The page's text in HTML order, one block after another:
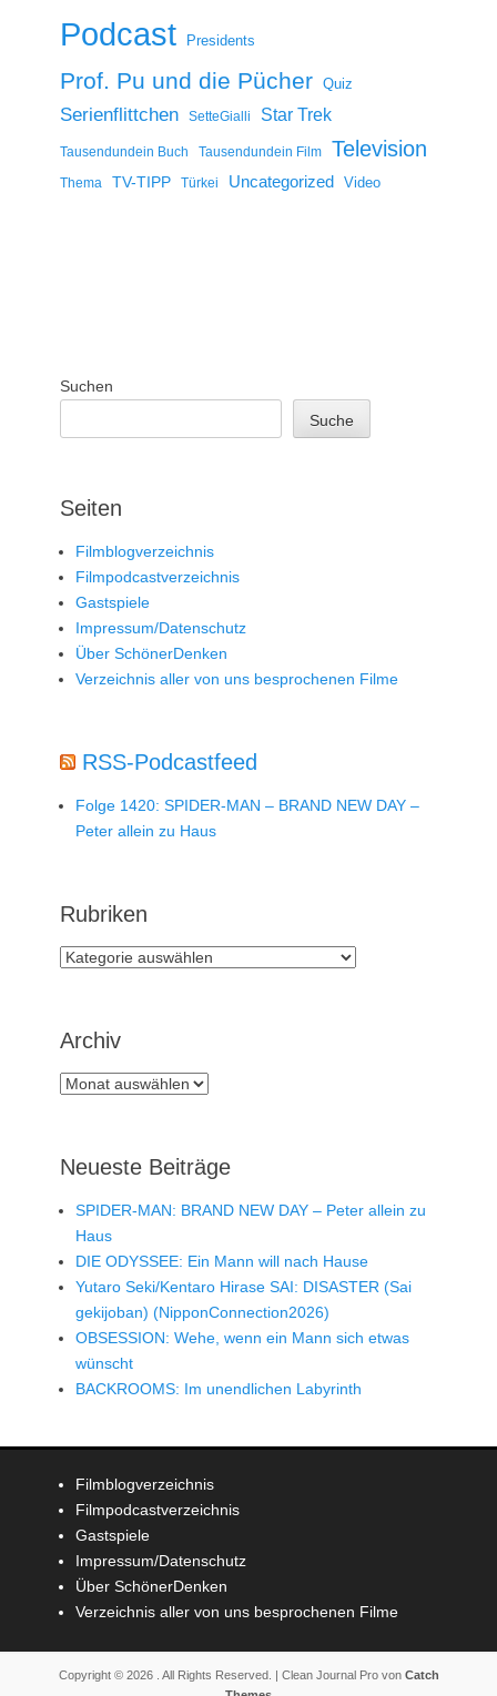
Podcast Presidents
Prof. Pu und die Pücher Quiz
Serienflittchen SetteGialli Star Trek
Tausendundein Buch Tausendundein Film Television
Thema TV-TIPP Türkei Uncategorized Video
Suchen
Suche
Seiten
Filmblogverzeichnis
Filmpodcastverzeichnis
Gastspiele
Impressum/Datenschutz
Über SchönerDenken
Verzeichnis aller von uns besprochenen Filme
RSS-Podcastfeed
Folge 1420: SPIDER-MAN – BRAND NEW DAY –
Peter allein zu Haus
Rubriken
Rubriken
Archiv
Archiv
Neueste Beiträge
SPIDER-MAN: BRAND NEW DAY – Peter allein zu
Haus
DIE ODYSSEE: Ein Mann will nach Hause
Yutaro Seki/Kentaro Hirase SAI: DISASTER (Sai
gekijoban) (NipponConnection2026)
OBSESSION: Wehe, wenn ein Mann sich etwas
wünscht
BACKROOMS: Im unendlichen Labyrinth
Filmblogverzeichnis
Filmpodcastverzeichnis
Gastspiele
Impressum/Datenschutz
Über SchönerDenken
Verzeichnis aller von uns besprochenen Filme
Copyright © 2026 . All Rights Reserved. | Clean Journal Pro von Catch